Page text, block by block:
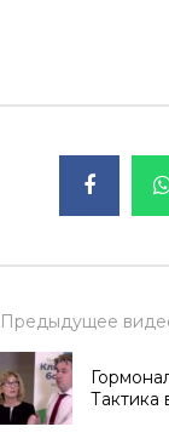
Предыдущее
Тактика